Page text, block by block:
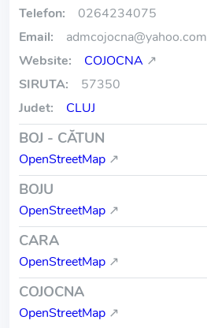
Telefon:
0264234075
Email:
admcojocna@yahoo.com
Website:
COJOCNA ↗
SIRUTA:
57350
Judet:
CLUJ
BOJ - CĂTUN
OpenStreetMap ↗
BOJU
OpenStreetMap ↗
CARA
OpenStreetMap ↗
COJOCNA
OpenStreetMap ↗